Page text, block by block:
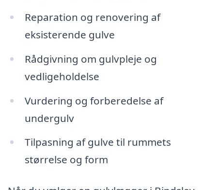
Reparation og renovering af
eksisterende gulve
Rådgivning om gulvpleje og
vedligeholdelse
Vurdering og forberedelse af
undergulv
Tilpasning af gulve til rummets
størrelse og form